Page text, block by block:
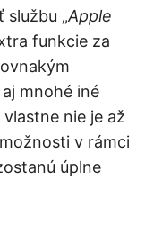
službu „Apple
funkcie za
mnohé iné
nie je až
v rámci
úplne